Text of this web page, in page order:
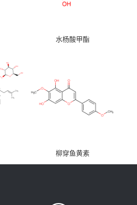
水杨酸甲酯
柳穿鱼黄素